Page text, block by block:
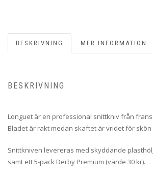
BESKRIVNING MER INFORMATION
BESKRIVNING
Longuet är en professional snittkniv från
Bladet är rakt medan skaftet är vridet för skön
Snittkniven levereras med skyddande
samt ett 5-pack Derby Premium (värde 30 kr).